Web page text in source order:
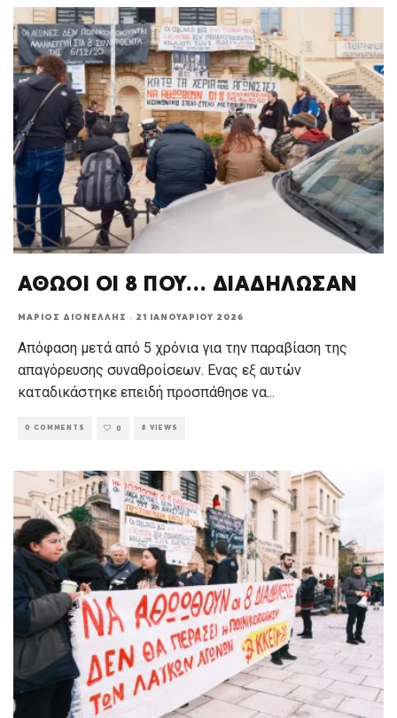
ΑΘΩΟΙ ΟΙ 8 ΠΟΥ… ΔΙΑΔΗΛΩΣΑΝ
ΜΆΡΙΟΣ ΔΙΟΝΈΛΛΗΣ · 21 ΙΑΝΟΥΑΡΊΟΥ 2026
Απόφαση μετά από 5 χρόνια για την παραβίαση της
απαγόρευσης συναθροίσεων. Ενας εξ αυτών
καταδικάστηκε επειδή προσπάθησε να...
0 COMMENTS 0 8 VIEWS